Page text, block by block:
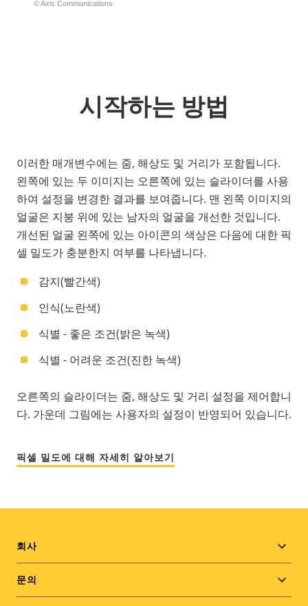
시작하는 방법
이러한 매개변수에는 줌, 해상도 및 거리가 포함됩니다.
왼쪽에 있는 두 이미지는 오른쪽에 있는 슬라이더를 사용
하여 설정을 변경한 결과를 보여줍니다. 맨 왼쪽 이미지의
얼굴은 지붕 위에 있는 남자의 얼굴을 개선한 것입니다.
개선된 얼굴 왼쪽에 있는 아이콘의 색상은 다음에 대한 픽
셀 밀도가 충분한지 여부를 나타냅니다.
감지(빨간색)
인식(노란색)
식별 - 좋은 조건(밝은 녹색)
식별 - 어려운 조건(진한 녹색)
오른쪽의 슬라이더는 줌, 해상도 및 거리 설정을 제어합니
다. 가운데 그림에는 사용자의 설정이 반영되어 있습니다.
픽셀 밀도에 대해 자세히 알아보기
Footer
menu
회사
문의